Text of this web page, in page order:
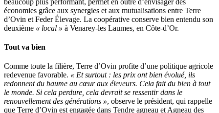
économies grâce aux synergies et aux mutualisations entre Terre
d’Ovin et Feder Élevage. La coopérative conserve bien entendu son
deuxième « local » à Venarey-les Laumes, en Côte-d’Or.
Tout va bien
Comme toute la filière, Terre d’Ovin profite d’une politique agricole
redevenue favorable. « Et surtout : les prix ont bien évolué, ils
redonnent du baume au cœur aux éleveurs. Cela fait du bien à tout
le monde. Si cela perdure, cela devrait se ressentir dans le
renouvellement des générations », observe le président, qui rappelle
que Terre d’Ovin est engagée dans Tendre agneau et Agneau des